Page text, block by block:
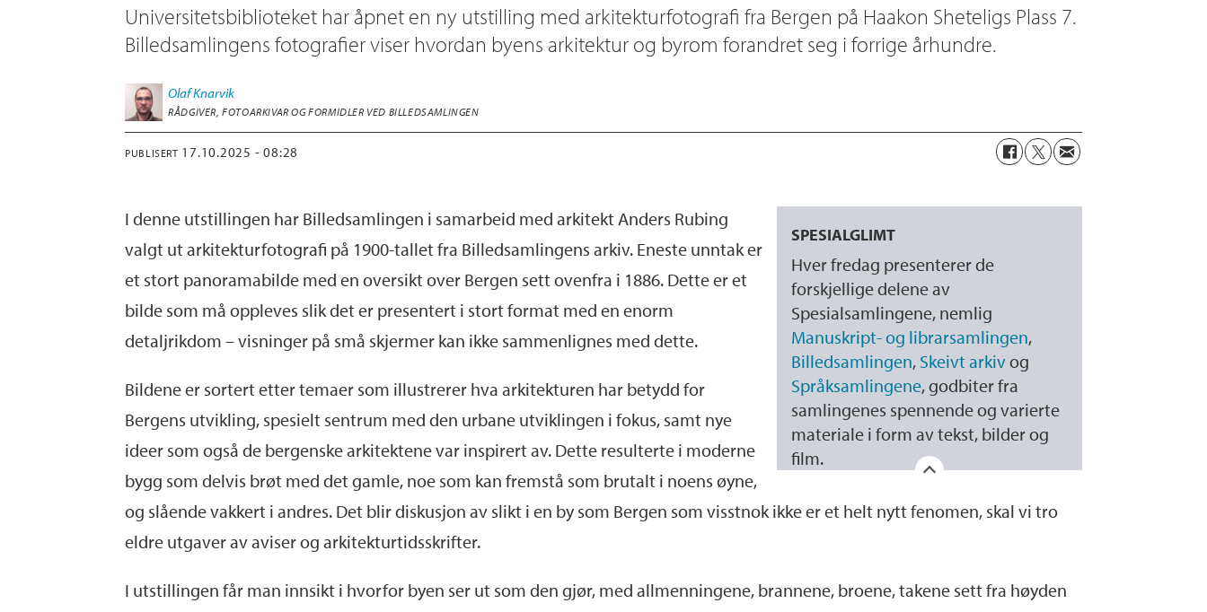
Universitetsbiblioteket har åpnet en ny utstilling med arkitekturfotografi fra Bergen på Haakon Sheteligs Plass 7.
Billedsamlingens fotografier viser hvordan byens arkitektur og byrom forandret seg i forrige århundre.
OlafKnarvik
RÅDGIVER, FOTOARKIVAR OG FORMIDLER VED BILLEDSAMLINGEN
PUBLISERT 17.10.2025 - 08:28
SPESIALGLIMT
Hver fredag presenterer de
forskjellige delene av
Spesialsamlingene, nemlig
Manuskript- og librarsamlingen,
Billedsamlingen, Skeivt arkivog
Språksamlingene, godbiter fra
samlingenes spennende og varierte
materiale i form av tekst, bilder og
film.
I denne utstillingen har Billedsamlingen i samarbeid med arkitekt Anders Rubing
valgt ut arkitekturfotografi på 1900-tallet fra Billedsamlingens arkiv. Eneste unntak er
et stort panoramabilde med en oversikt over Bergen sett ovenfra i 1886. Dette er et
bilde som må oppleves slik det er presentert i stort format med en enorm
detaljrikdom – visninger på små skjermer kan ikke sammenlignes med dette.
Bildene er sortert etter temaer som illustrerer hva arkitekturen har betydd for
Bergens utvikling, spesielt sentrum med den urbane utviklingen i fokus, samt nye
ideer som også de bergenske arkitektene var inspirert av. Dette resulterte i moderne
bygg som delvis brøt med det gamle, noe som kan fremstå som brutalt i noens øyne,
og slående vakkert i andres. Det blir diskusjon av slikt i en by som Bergen som visstnok ikke er et helt nytt fenomen, skal vi tro
eldre utgaver av aviser og arkitekturtidsskrifter.
I utstillingen får man innsikt i hvorfor byen ser ut som den gjør, med allmenningene, brannene, broene, takene sett fra høyden